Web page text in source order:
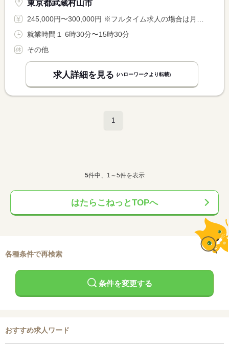
東京都武蔵村山市
245,000円〜300,000円 ※フルタイム求人の場合は月額（換算額）、パート求人の場合は時間額を表示しています。
就業時間１ 6時30分〜15時30分
その他
求人詳細を見る (ハローワークより転載)
1
5件中、1～5件を表示
はたらこねっとTOPへ
各種条件で再検索
条件を変更する
おすすめ求人ワード